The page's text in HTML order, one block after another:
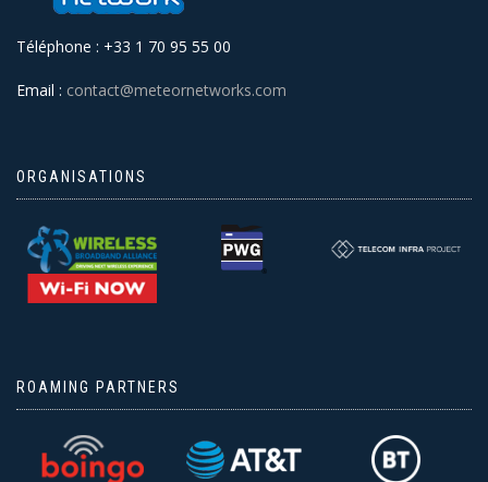
Téléphone : +33 1 70 95 55 00
Email : contact@meteornetworks.com
ORGANISATIONS
ROAMING PARTNERS